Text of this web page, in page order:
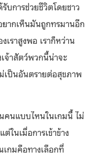
บการช่วยชีวิตโดยชาว
ากเห็นมันถูกทรมานอีก
ราสูงพอ เราก็หว่าน
เจ้าสัตว์พวกนี้น่าจะ
เป็นอันตรายต่อสุขภาพ
นคนแบบไหนในเกมนี้ ไม่
ในเมื่อการเข้าข้าง
กมคือทางเลือกที่